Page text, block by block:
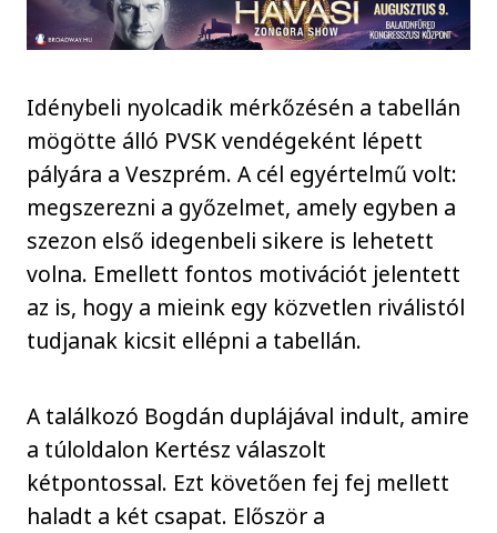
Idénybeli nyolcadik mérkőzésén a tabellán
mögötte álló PVSK vendégeként lépett
pályára a Veszprém. A cél egyértelmű volt:
megszerezni a győzelmet, amely egyben a
szezon első idegenbeli sikere is lehetett
volna. Emellett fontos motivációt jelentett
az is, hogy a mieink egy közvetlen riválistól
tudjanak kicsit ellépni a tabellán.
A találkozó Bogdán duplájával indult, amire
a túloldalon Kertész válaszolt
kétpontossal. Ezt követően fej fej mellett
haladt a két csapat. Először a